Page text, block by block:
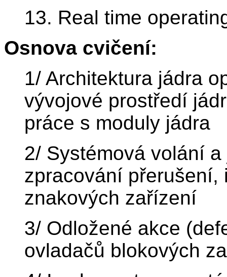
13. Real time
Osnova cvičení:
1/ Architektura jádra
vývojové prostředí
práce s moduly jádra
2/ Systémová volání
zpracování přerušení,
znakových zařízení
3/ Odložené akce
ovladačů blokových